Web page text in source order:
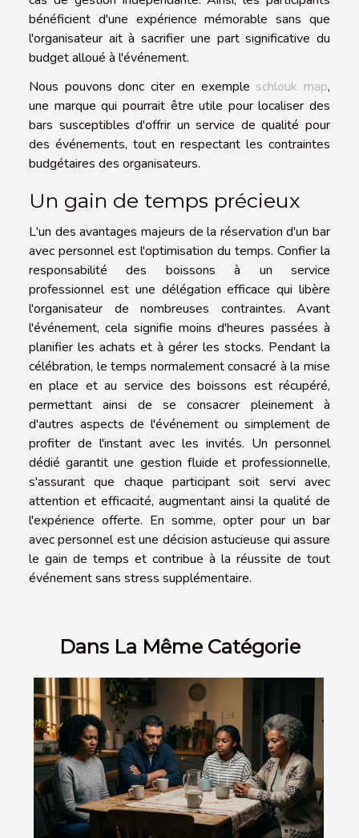
bénéficient d'une expérience mémorable sans que
l'organisateur ait à sacrifier une part significative du
budget alloué à l'événement.
Nous pouvons donc citer en exemple schlouk map,
une marque qui pourrait être utile pour localiser des
bars susceptibles d'offrir un service de qualité pour
des événements, tout en respectant les contraintes
budgétaires des organisateurs.
Un gain de temps précieux
L'un des avantages majeurs de la réservation d'un bar
avec personnel est l'optimisation du temps. Confier la
responsabilité des boissons à un service
professionnel est une délégation efficace qui libère
l'organisateur de nombreuses contraintes. Avant
l'événement, cela signifie moins d'heures passées à
planifier les achats et à gérer les stocks. Pendant la
célébration, le temps normalement consacré à la mise
en place et au service des boissons est récupéré,
permettant ainsi de se consacrer pleinement à
d'autres aspects de l'événement ou simplement de
profiter de l'instant avec les invités. Un personnel
dédié garantit une gestion fluide et professionnelle,
s'assurant que chaque participant soit servi avec
attention et efficacité, augmentant ainsi la qualité de
l'expérience offerte. En somme, opter pour un bar
avec personnel est une décision astucieuse qui assure
le gain de temps et contribue à la réussite de tout
événement sans stress supplémentaire.
Dans La Même Catégorie